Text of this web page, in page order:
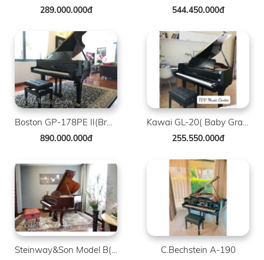
289.000.000đ 544.450.000đ
Boston GP-178PE II(Brand New )
890.000.000đ 255.550.000đ
Steinway&Son Model B( Louis XV ) C.Bechstein A-190